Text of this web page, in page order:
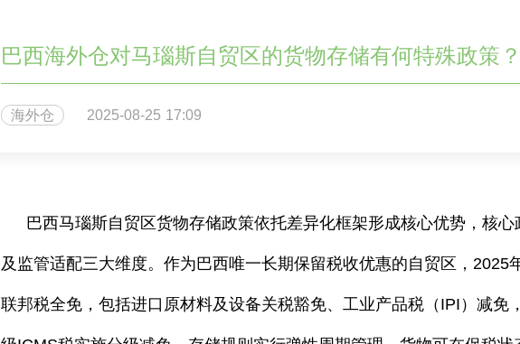
巴西海外仓对马瑙斯自贸区的货物存储有何特殊政策？
海外仓 2025-08-25 17:09
巴西马瑙斯自贸区货物存储政策依托差异化框架形成核心优势，核
及监管适配三大维度。作为巴西唯一长期保留税收优惠的自贸区，2025
联邦税全免，包括进口原材料及设备关税豁免、工业产品税（ IPI ）减免